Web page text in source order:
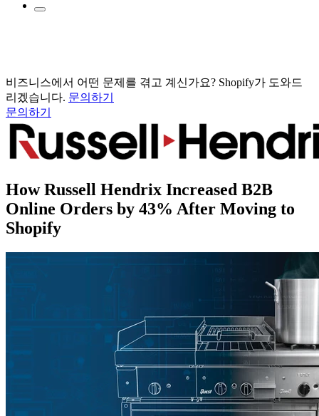
비즈니스에서 어떤 문제를 겪고 계신가요? Shopify가 도와드
리겠습니다. 문의하기
문의하기
How Russell Hendrix Increased B2B
Online Orders by 43% After Moving to
Shopify